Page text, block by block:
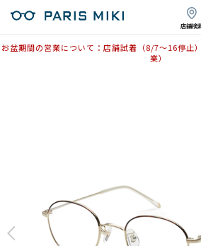
店舗検
お盆期間の営業について：店舗試着（8/7〜16停止
業）